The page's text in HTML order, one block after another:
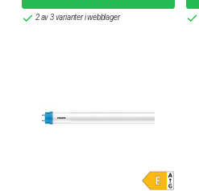
2 av 3 varianter i webblager